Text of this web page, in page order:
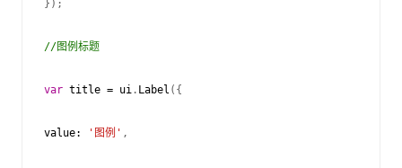
});
//图例标题
var title = ui . Label ({
value: '图例' ,